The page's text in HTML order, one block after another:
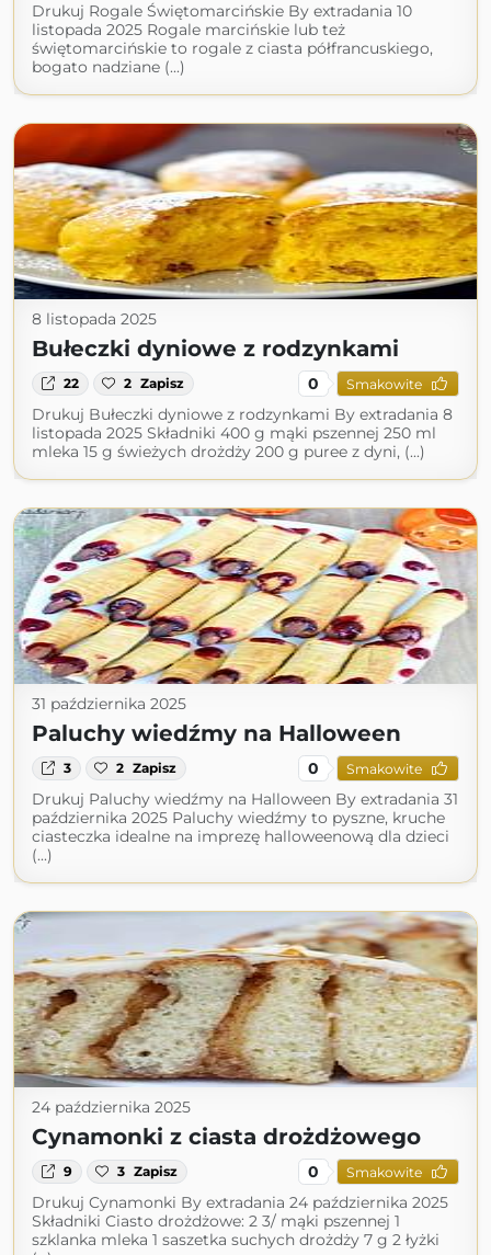
Drukuj Rogale Świętomarcińskie By extradania 10
listopada 2025 Rogale marcińskie lub też
świętomarcińskie to rogale z ciasta półfrancuskiego,
bogato nadziane (...)
8 listopada 2025
Bułeczki dyniowe z rodzynkami
22 2 Zapisz 0 Smakowite
Drukuj Bułeczki dyniowe z rodzynkami By extradania 8
listopada 2025 Składniki 400 g mąki pszennej 250 ml
mleka 15 g świeżych drożdży 200 g puree z dyni, (...)
31 października 2025
Paluchy wiedźmy na Halloween
3 2 Zapisz 0 Smakowite
Drukuj Paluchy wiedźmy na Halloween By extradania 31
października 2025 Paluchy wiedźmy to pyszne, kruche
ciasteczka idealne na imprezę halloweenową dla dzieci
(...)
24 października 2025
Cynamonki z ciasta drożdżowego
9 3 Zapisz 0 Smakowite
Drukuj Cynamonki By extradania 24 października 2025
Składniki Ciasto drożdżowe: 2 3/ mąki pszennej 1
szklanka mleka 1 saszetka suchych drożdży 7 g 2 łyżki